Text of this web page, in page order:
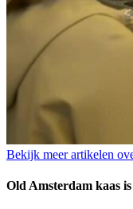
Bekijk meer artikelen
Old Amsterdam kaas